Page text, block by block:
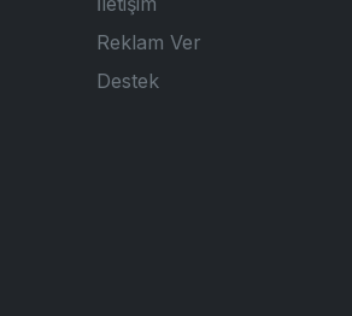
Reklam Ver
Destek